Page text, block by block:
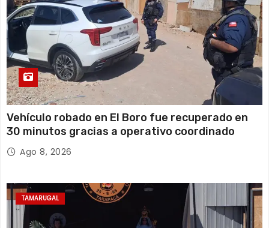
Vehículo robado en El Boro fue recuperado en
30 minutos gracias a operativo coordinado
Ago 8, 2026
TAMARUGAL